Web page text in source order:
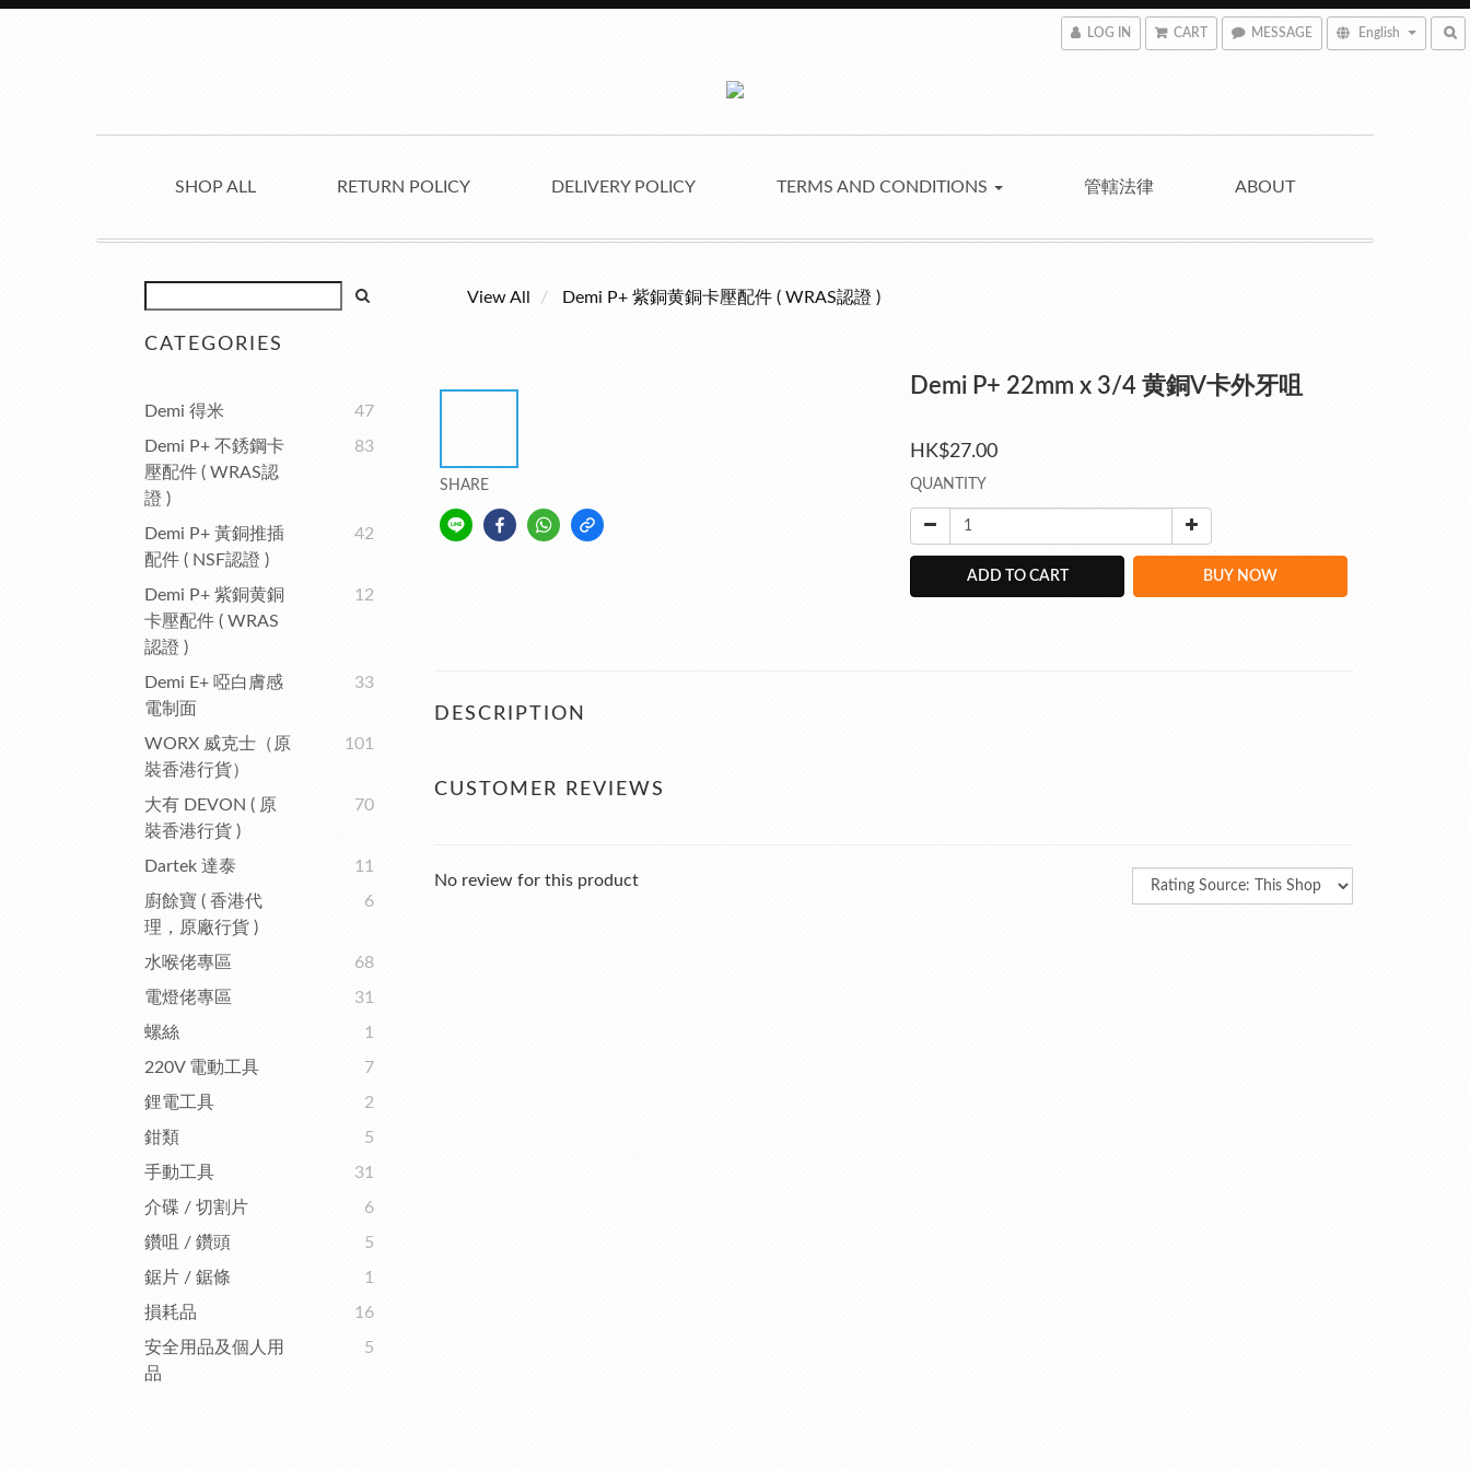
LOG IN CART MESSAGE English
SHOP ALL RETURN POLICY DELIVERY POLICY TERMS AND CONDITIONS 管轄法律 ABOUT
CATEGORIES
Demi 得米
47
Demi P+ 不銹鋼卡
壓配件 ( WRAS認
證 )
83
Demi P+ 黃銅推插
配件 ( NSF認證 )
42
Demi P+ 紫銅黄銅
卡壓配件 ( WRAS
認證 )
12
Demi E+ 啞白膚感
電制面
33
WORX 威克士（原
裝香港行貨）
101
大有 DEVON ( 原
裝香港行貨 )
70
Dartek 達泰
11
廚餘寶 ( 香港代
理，原廠行貨 )
6
水喉佬專區
68
電燈佬專區
31
螺絲
1
220V 電動工具
7
鋰電工具
2
鉗類
5
手動工具
31
介碟 / 切割片
6
鑽咀 / 鑽頭
5
鋸片 / 鋸條
1
損耗品
16
安全用品及個人用
品
5
View All Demi P+ 紫銅黄銅卡壓配件 ( WRAS認證 )
SHARE
Demi P+ 22mm x 3/4 黄銅V卡外牙咀
HK$27.00
QUANTITY
ADD TO CART BUY NOW
DESCRIPTION
CUSTOMER REVIEWS
No review for this product